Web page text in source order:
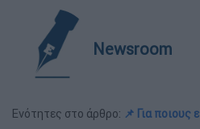
Newsroom
Ενότητες στο άρθρο: 📌 Για ποιους